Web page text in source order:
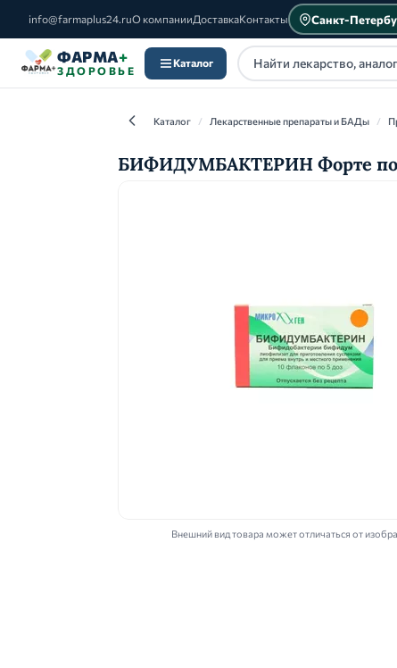
info@farmaplus24.ruО компанииДоставкаКонтакты Санкт-
ФАРМА+
ЗДОРОВЬЕ
Каталог
Каталог / Лекарственные препараты и БАДы /
БИФИДУМБАКТЕРИН Форте
Внешний вид товара может отличаться от